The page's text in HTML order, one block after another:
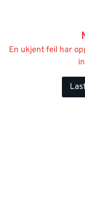
En ukjent feil har